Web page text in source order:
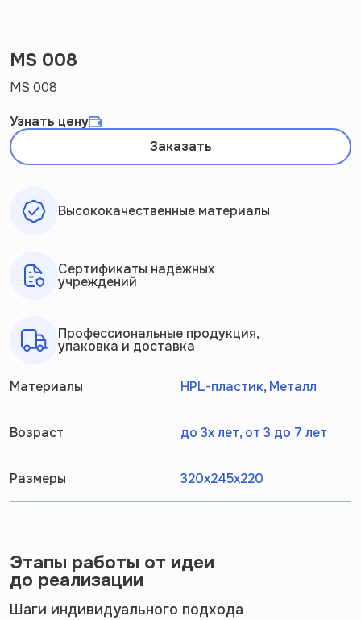
MS 008
MS 008
Узнать цену
Заказать
Высококачественные материалы
Сертификаты надёжных
учреждений
Профессиональные продукция,
упаковка и доставка
Материалы HPL-пластик, Металл
Возраст до 3х лет, от 3 до 7 лет
Размеры 320х245х220
Этапы работы от идеи
до реализации
Шаги индивидуального подхода